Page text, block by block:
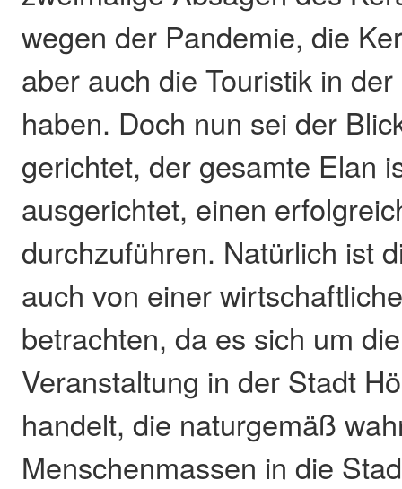
wegen der Pandemie, die
aber auch die Touristik in
haben. Doch nun sei der
gerichtet, der gesamte Elan
ausgerichtet, einen
durchzuführen. Natürlich ist
auch von einer
betrachten, da es sich um
Veranstaltung in der Stadt
handelt, die naturgemäß
Menschenmassen in die